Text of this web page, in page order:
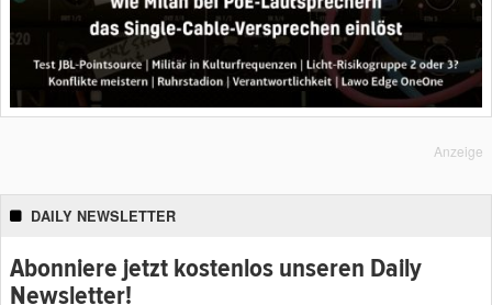
Anzeige
DAILY NEWSLETTER
Abonniere jetzt kostenlos unseren Daily
Newsletter!